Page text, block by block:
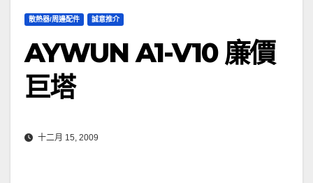
散熱器/周邊配件 誠意推介
AYWUN A1-V10 廉價
巨塔
十二月 15, 2009